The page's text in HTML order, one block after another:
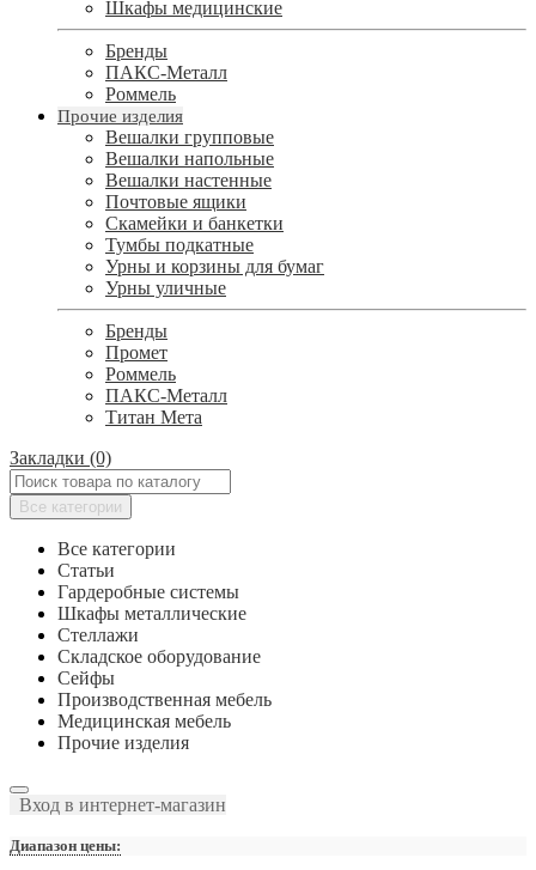
Шкафы медицинские
Бренды
ПАКС-Металл
Роммель
Прочие изделия
Вешалки групповые
Вешалки напольные
Вешалки настенные
Почтовые ящики
Скамейки и банкетки
Тумбы подкатные
Урны и корзины для бумаг
Урны уличные
Бренды
Промет
Роммель
ПАКС-Металл
Титан Мета
Закладки (0)
Все категории
Все категории
Статьи
Гардеробные системы
Шкафы металлические
Стеллажи
Складское оборудование
Сейфы
Производственная мебель
Медицинская мебель
Прочие изделия
Вход в интернет-магазин
Диапазон цены: